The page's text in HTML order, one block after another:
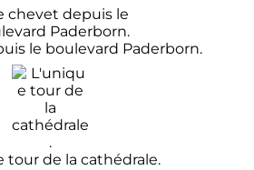
le boulevard Paderborn.
tour de la cathédrale.